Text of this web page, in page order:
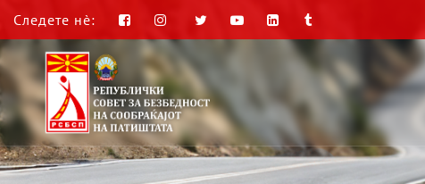
Следете нè: